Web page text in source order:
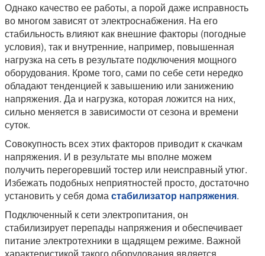
Однако качество ее работы, а порой даже исправность
во многом зависят от электроснабжения. На его
стабильность влияют как внешние факторы (погодные
условия), так и внутренние, например, повышенная
нагрузка на сеть в результате подключения мощного
оборудования. Кроме того, сами по себе сети нередко
обладают тенденцией к завышению или занижению
напряжения. Да и нагрузка, которая ложится на них,
сильно меняется в зависимости от сезона и времени
суток.
Совокупность всех этих факторов приводит к скачкам
напряжения. И в результате мы вполне можем
получить перегоревший тостер или неисправный утюг.
Избежать подобных неприятностей просто, достаточно
установить у себя домастабилизатор напряжения.
Подключенный к сети электропитания, он
стабилизирует перепады напряжения и обеспечивает
питание электротехники в щадящем режиме. Важной